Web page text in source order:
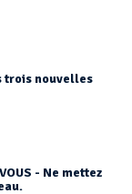
trois nouvelles
- Ne mettez